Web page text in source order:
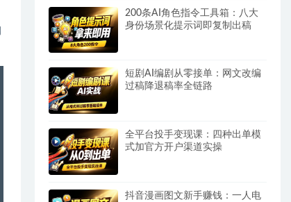
200条AI角色指令工具箱：八大
身份场景化提示词即复制出稿
短剧AI编剧从零接单：网文改编
过稿降退稿率全链路
全平台投手变现课：四种出单模
式加官方开户渠道实操
抖音漫画图文新手赚钱：一人电